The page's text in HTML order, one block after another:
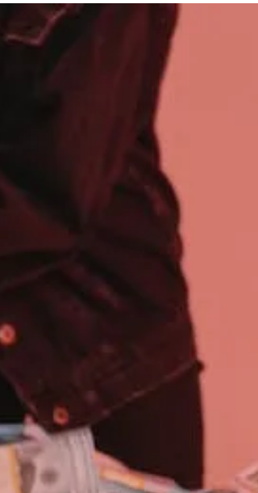
suspensión y actualización del Registro Único de
Contribuyentes - RUC.